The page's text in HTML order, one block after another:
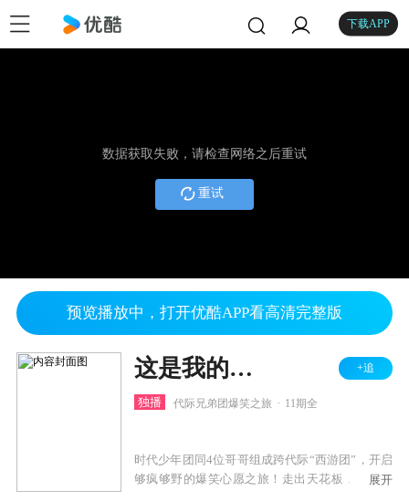
下载APP
数据获取失败，请检查网络之后重试
重试
预览播放中，打开优酷APP看高清完整版
这是我的西游 第二季 +追
独播 代际兄弟团爆笑之旅 11期全
时代少年团同4位哥哥组成跨代际“西游团”，开启
够疯够野的爆笑心愿之旅！走出天花板，解锁最
展开